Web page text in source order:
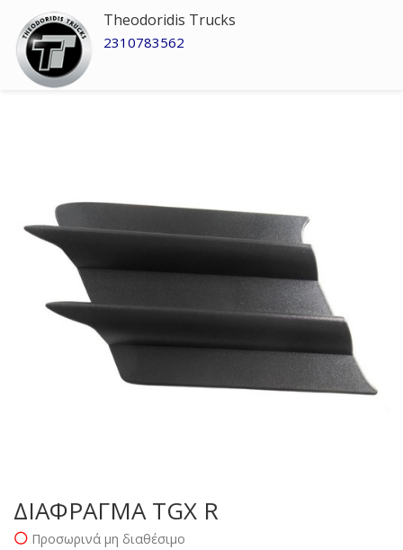
Theodoridis Trucks
2310783562
ΔΙΑΦΡΑΓΜΑ TGX R
Προσωρινά μη διαθέσιμο